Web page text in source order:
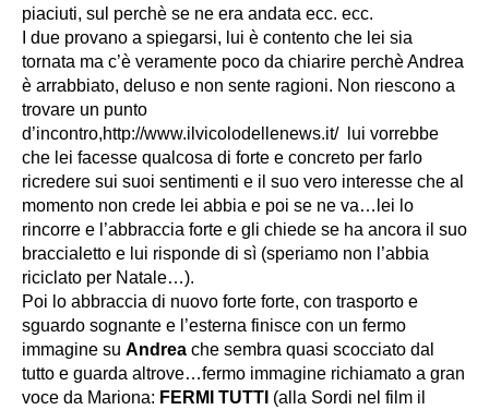
piaciuti, sul perchè se ne era andata ecc. ecc.
I due provano a spiegarsi, lui è contento che lei sia
tornata ma c’è veramente poco da chiarire perchè Andrea
è arrabbiato, deluso e non sente ragioni. Non riescono a
trovare un punto
d’incontro,http://www.ilvicolodellenews.it/ lui vorrebbe
che lei facesse qualcosa di forte e concreto per farlo
ricredere sui suoi sentimenti e il suo vero interesse che al
momento non crede lei abbia e poi se ne va…lei lo
rincorre e l’abbraccia forte e gli chiede se ha ancora il suo
braccialetto e lui risponde di sì (speriamo non l’abbia
riciclato per Natale…).
Poi lo abbraccia di nuovo forte forte, con trasporto e
sguardo sognante e l’esterna finisce con un fermo
immagine su Andrea che sembra quasi scocciato dal
tutto e guarda altrove…fermo immagine richiamato a gran
voce da Mariona: FERMI TUTTI (alla Sordi nel film il